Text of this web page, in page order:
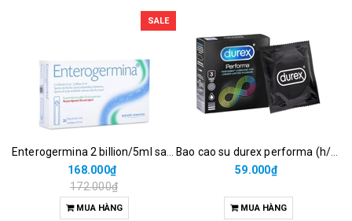
SALE
168.000₫
172.000₫
MUA HÀNG
59.000₫
MUA HÀNG